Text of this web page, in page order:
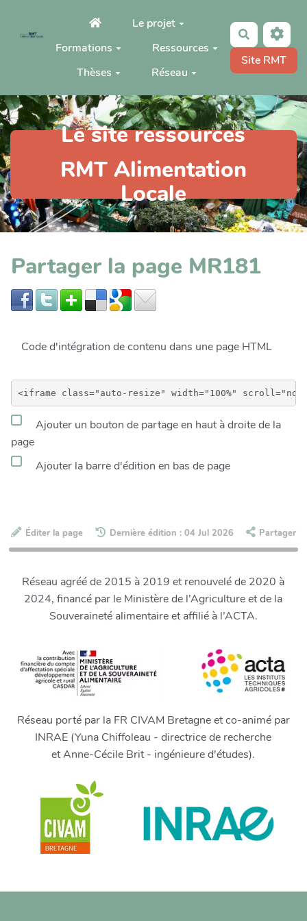
Aller au contenu principalLe projet
Formations
Ressources
Thèses
Réseau
Rechercher
Site RMT
Le site ressources
RMT Alimentation
Locale
Partager la page MR181
Code d'intégration de contenu dans une page HTML
Ajouter un bouton de partage en haut à droite de la
page
Ajouter la barre d'édition en bas de page
Éditer la page Dernière édition : 04 Jul 2026 Partager
Réseau agréé de 2015 à 2019 et renouvelé de 2020 à
2024, financé par le Ministère de l’Agriculture et de la
Souveraineté alimentaire et affilié à l’ACTA.
Réseau porté par la FR CIVAM Bretagne et co-animé par
INRAE (Yuna Chiffoleau - directrice de recherche
et Anne-Cécile Brit - ingénieure d'études).